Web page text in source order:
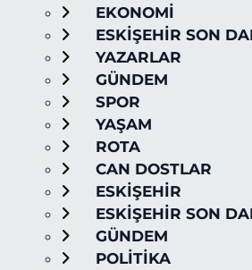
EKONOMİ
ESKİŞEHİR SON
YAZARLAR
GÜNDEM
SPOR
YAŞAM
ROTA
CAN DOSTLAR
ESKİŞEHİR
ESKİŞEHİR SON
GÜNDEM
POLİTİKA